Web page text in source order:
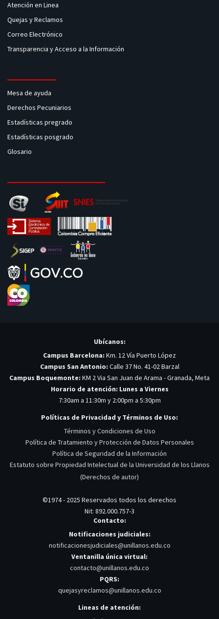
Atención en Linea
Quejas y Reclamos
Correo Electrónico
Transparencia y Acceso a la Información
Mesa de ayuda
Derechos Pecuniarios
Estadísticas pregrado
Estadísticas posgrado
Glosario
Ubícanos:
Campus Barcelona: Km. 12 Vía Puerto López
Campus San Antonio: Calle 37 No. 41-02 Barzal
Campus Boquemonte: KM 2 Via San Juan de Arama - Granada, Meta
Horario de atención: Lunes a Viernes
7:30am a 11:30m y 2:00pm a 5:30pm
Políticas de Privacidad y Términos de Uso:
Términos y Condiciones de Uso
Política de Tratamiento y Protección de Datos Personales
Política de Seguridad de la Información
Estatuto sobre Propiedad Intelectual de la Universidad de los Llanos
(Derechos de autor)
©1974 - 2025 Reservados todos los derechos
Nit: 892.000.757-3
Contacto:
Notificaciones judiciales:
notificacionesjudiciales@unillanos.edu.co
Ventanilla única virtual:
contacto@unillanos.edu.co
PQRS:
quejasyreclamos@unillanos.edu.co
Lineas de atención: